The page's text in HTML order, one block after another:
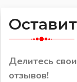
Делитесь
отзывов!